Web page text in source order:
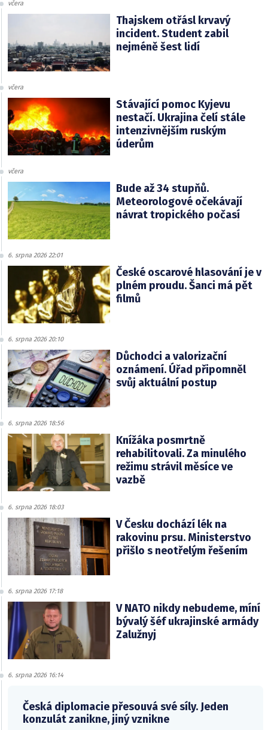
včera
Thajskem otřásl krvavý
incident. Student zabil
nejméně šest lidí
včera
Stávající pomoc Kyjevu
nestačí. Ukrajina čelí stále
intenzivnějším ruským
úderům
včera
Bude až 34 stupňů.
Meteorologové očekávají
návrat tropického počasí
6. srpna 2026 22:01
České oscarové hlasování je v
plném proudu. Šanci má pět
filmů
6. srpna 2026 20:10
Důchodci a valorizační
oznámení. Úřad připomněl
svůj aktuální postup
6. srpna 2026 18:56
Knížáka posmrtně
rehabilitovali. Za minulého
režimu strávil měsíce ve
vazbě
6. srpna 2026 18:03
V Česku dochází lék na
rakovinu prsu. Ministerstvo
přišlo s neotřelým řešením
6. srpna 2026 17:18
V NATO nikdy nebudeme, míní
bývalý šéf ukrajinské armády
Zalužnyj
6. srpna 2026 16:14
Česká diplomacie přesouvá své síly. Jeden
konzulát zanikne, jiný vznikne